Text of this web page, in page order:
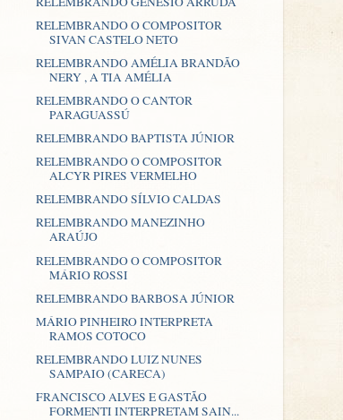
RELEMBRANDO O COMPOSITOR
SIVAN CASTELO NETO
RELEMBRANDO AMÉLIA BRANDÃO
NERY , A TIA AMÉLIA
RELEMBRANDO O CANTOR
PARAGUASSÚ
RELEMBRANDO BAPTISTA JÚNIOR
RELEMBRANDO O COMPOSITOR
ALCYR PIRES VERMELHO
RELEMBRANDO SÍLVIO CALDAS
RELEMBRANDO MANEZINHO
ARAÚJO
RELEMBRANDO O COMPOSITOR
MÁRIO ROSSI
RELEMBRANDO BARBOSA JÚNIOR
MÁRIO PINHEIRO INTERPRETA
RAMOS COTOCO
RELEMBRANDO LUIZ NUNES
SAMPAIO (CARECA)
FRANCISCO ALVES E GASTÃO
FORMENTI INTERPRETAM SAIN...